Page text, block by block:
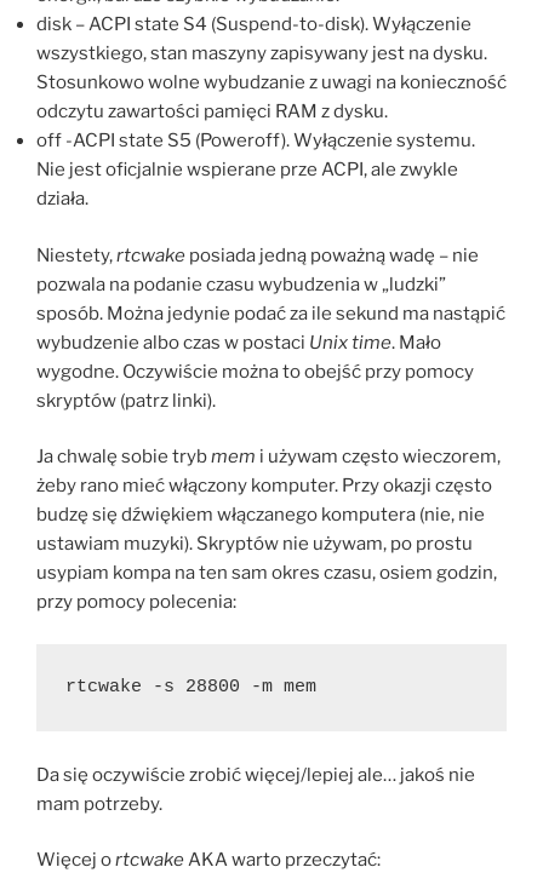
disk – ACPI state S4 (Suspend-to-disk). Wyłączenie
wszystkiego, stan maszyny zapisywany jest na dysku.
Stosunkowo wolne wybudzanie z uwagi na konieczność
odczytu zawartości pamięci RAM z dysku.
off -ACPI state S5 (Poweroff). Wyłączenie systemu.
Nie jest oficjalnie wspierane prze ACPI, ale zwykle
działa.
Niestety,rtcwake posiada jedną poważną wadę – nie
pozwala na podanie czasu wybudzenia w „ludzki”
sposób. Można jedynie podać za ile sekund ma nastąpić
wybudzenie albo czas w postaci Unix time. Mało
wygodne. Oczywiście można to obejść przy pomocy
skryptów (patrz linki).
Ja chwalę sobie trybmem i używam często wieczorem,
żeby rano mieć włączony komputer. Przy okazji często
budzę się dźwiękiem włączanego komputera (nie, nie
ustawiam muzyki). Skryptów nie używam, po prostu
usypiam kompa na ten sam okres czasu, osiem godzin,
przy pomocy polecenia:
rtcwake -s 28800 -m mem
Da się oczywiście zrobić więcej/lepiej ale… jakoś nie
mam potrzeby.
Więcej ortcwakeAKA warto przeczytać: